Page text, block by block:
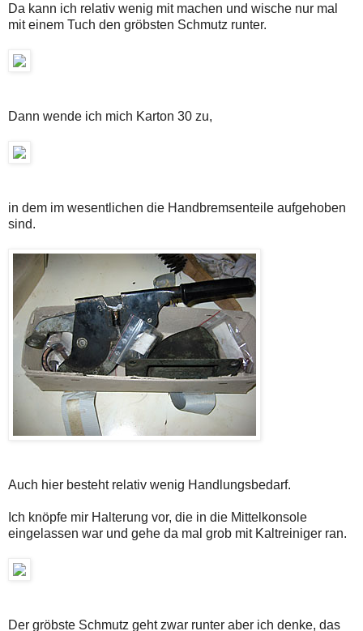
Da kann ich relativ wenig mit machen und wische nur mal
mit einem Tuch den gröbsten Schmutz runter.
Dann wende ich mich Karton 30 zu,
in dem im wesentlichen die Handbremsenteile aufgehoben
sind.
Auch hier besteht relativ wenig Handlungsbedarf.
Ich knöpfe mir Halterung vor, die in die Mittelkonsole
eingelassen war und gehe da mal grob mit Kaltreiniger ran.
Der gröbste Schmutz geht zwar runter aber ich denke, das